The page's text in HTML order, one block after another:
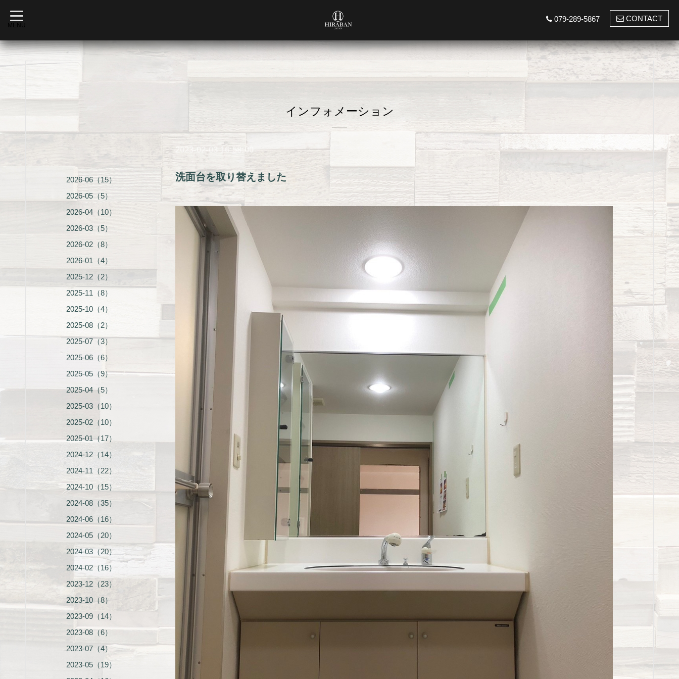
t
o
g
l
e
a
MENU
079-289-5867 CONTACT
インフォメーション
2023-02-03 16:58:00
洗面台を取り替えました
2026-06（15）
2026-05（5）
2026-04（10）
2026-03（5）
2026-02（8）
2026-01（4）
2025-12（2）
2025-11（8）
2025-10（4）
2025-08（2）
2025-07（3）
2025-06（6）
2025-05（9）
2025-04（5）
2025-03（10）
2025-02（10）
2025-01（17）
2024-12（14）
2024-11（22）
2024-10（15）
2024-08（35）
2024-06（16）
2024-05（20）
2024-03（20）
2024-02（16）
2023-12（23）
2023-10（8）
2023-09（14）
2023-08（6）
2023-07（4）
2023-05（19）